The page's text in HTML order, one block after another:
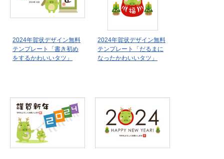
2024年賀状デザイン無料
テンプレート「書き初め
をするかわいいタツ」
2024年賀状デザイン無料
テンプレート「だるまに
なったかわいいタツ」